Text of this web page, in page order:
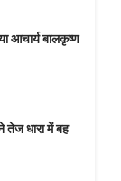
आचार्य बालकृष्ण
तेज धारा में बह